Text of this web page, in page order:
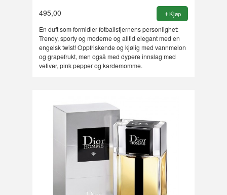
495,00 Kjøp
En duft som formidler fotballstjernens personlighet:
Trendy, sporty og moderne og alltid elegant med en
engelsk twist! Oppfriskende og kjølig med vannmelon
og grapefrukt, men også med dypere innslag med
vetiver, pink pepper og kardemomme.